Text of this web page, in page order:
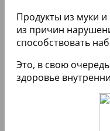
Продукты из муки и
из причин
способствовать
Это, в свою
здоровье